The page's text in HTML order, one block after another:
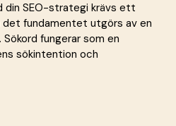
din SEO-strategi krävs ett
fundamentet utgörs av en
fungerar som en
sökintention och